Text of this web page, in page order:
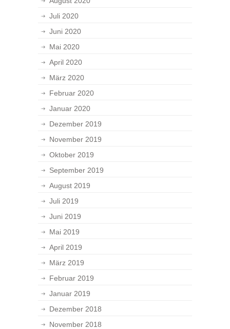
Juli 2020
Juni 2020
Mai 2020
April 2020
März 2020
Februar 2020
Januar 2020
Dezember 2019
November 2019
Oktober 2019
September 2019
August 2019
Juli 2019
Juni 2019
Mai 2019
April 2019
März 2019
Februar 2019
Januar 2019
Dezember 2018
November 2018